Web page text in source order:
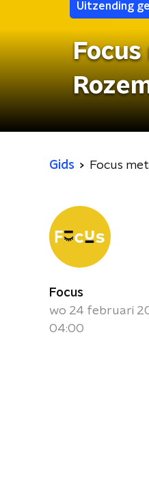
Uitzending
Gids Focus
Focus
wo 24 februari
04:00